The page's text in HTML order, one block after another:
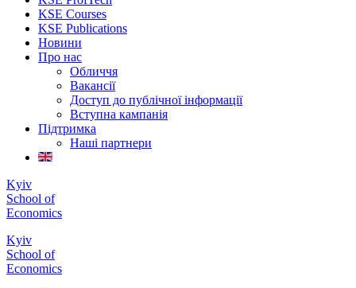
KSE Courses
KSE Publications
Новини
Про нас
Обличчя
Вакансії
Доступ до публічної інформації
Вступна кампанія
Підтримка
Наші партнери
Kyiv
School of
Economics
Kyiv
School of
Economics